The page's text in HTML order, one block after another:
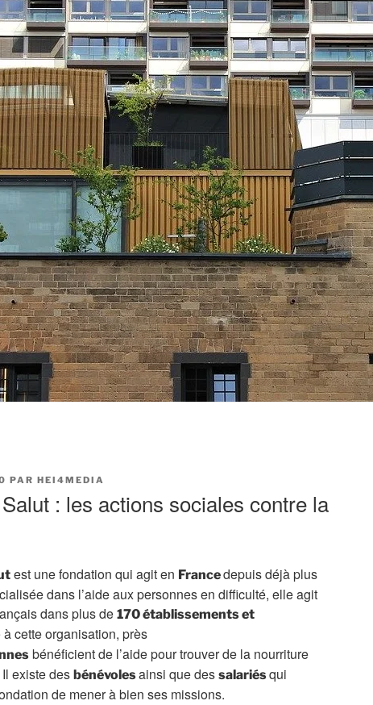
PAR HEI4MEDIA
: les actions sociales contre la
est une fondation qui agit en Francedepuis déjà plus
dans l’aide aux personnes en difficulté, elle agit
dans plus de 170 établissements et
à cette organisation, près
bénéficient de l’aide pour trouver de la nourriture
existe des bénévolesainsi que des salariésqui
de mener à bien ses missions.